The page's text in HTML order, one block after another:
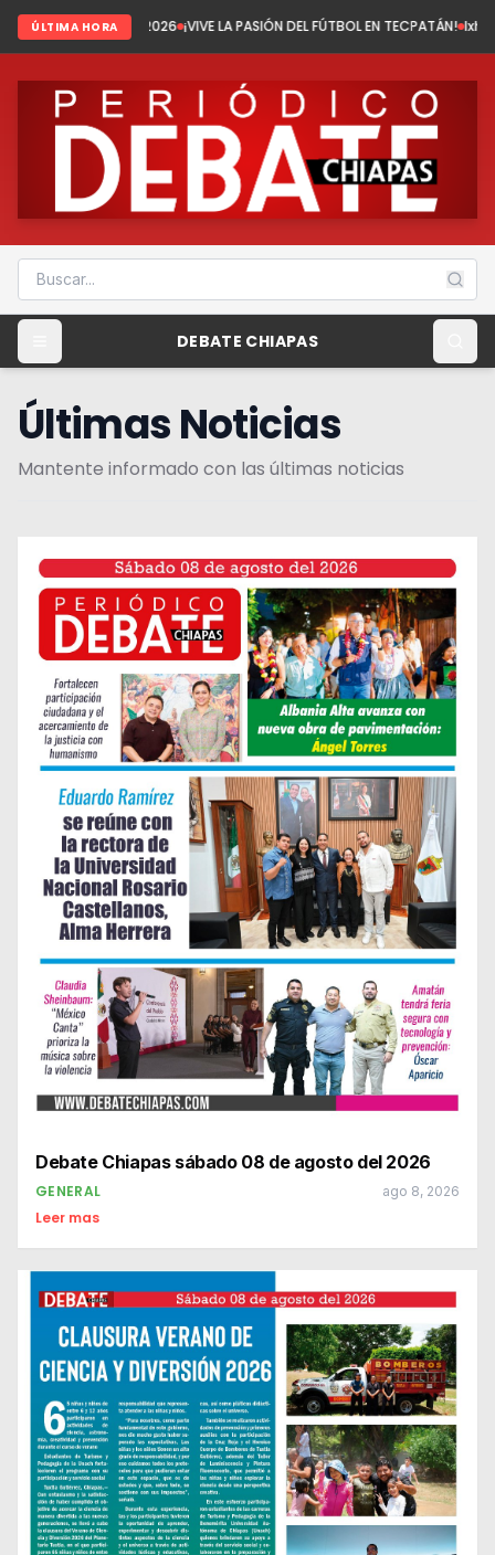
ÚLTIMA HORA
2026 ¡VIVE LA PASIÓN DEL FÚTBOL EN TECPATÁN! Ixhuatán: Tenemos
DEBATE CHIAPAS
Últimas Noticias
Mantente informado con las últimas noticias
Debate Chiapas sábado 08 de agosto del 2026
GENERAL ago 8, 2026
Leer mas